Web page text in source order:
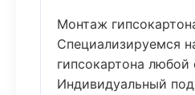
Монтаж
Специализируемся
гипсокартона любой
Индивидуальный